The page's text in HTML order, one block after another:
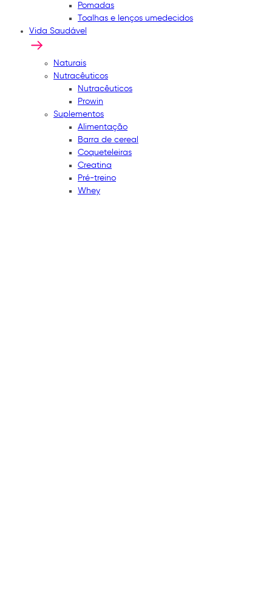
Pomadas
Toalhas e lenços umedecidos
Vida Saudável
Naturais
Nutracêuticos
Nutracêuticos
Prowin
Suplementos
Alimentação
Barra de cereal
Coqueteleiras
Creatina
Pré-treino
Whey